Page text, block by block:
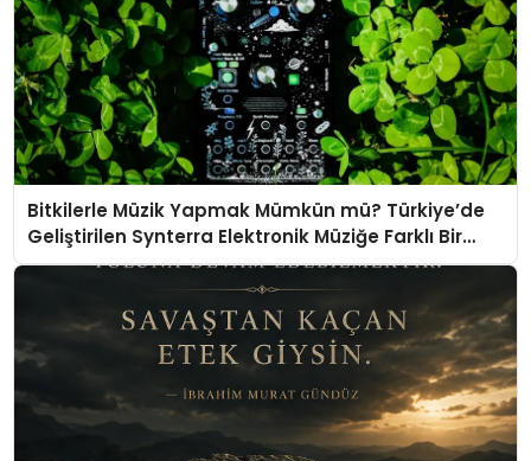
Bitkilerle Müzik Yapmak Mümkün mü? Türkiye’de
Geliştirilen Synterra Elektronik Müziğe Farklı Bir
Yaklaşım Getiriyor